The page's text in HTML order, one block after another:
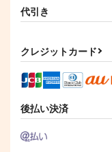
代引き
クレジットカード
後払い決済